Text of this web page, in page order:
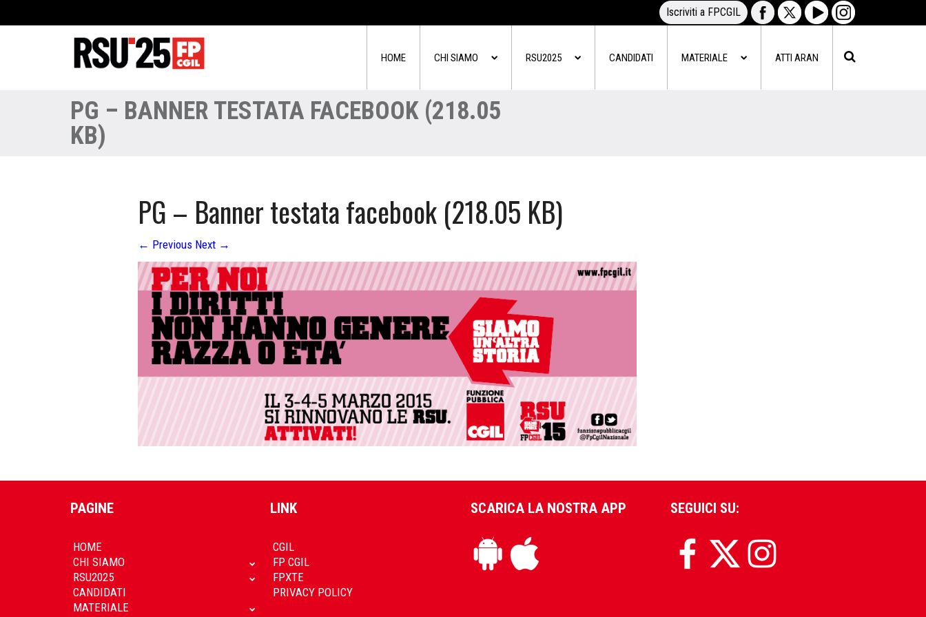
Iscriviti a FPCGIL
HOME CHI SIAMO RSU2025 CANDIDATI MATERIALE ATTI ARAN
PG – BANNER TESTATA FACEBOOK (218.05
KB)
PG – Banner testata facebook (218.05 KB)
← Previous Next →
PAGINE
HOME
CHI SIAMO
RSU2025
CANDIDATI
MATERIALE
LINK
CGIL
FP CGIL
FPXTE
PRIVACY POLICY
SCARICA LA NOSTRA APP SEGUICI SU: